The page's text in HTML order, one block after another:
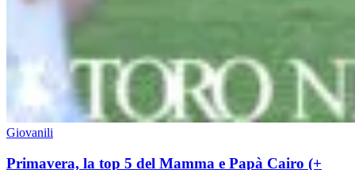
Giovanili
Primavera, la top 5 del Mamma e Papà Cairo (+